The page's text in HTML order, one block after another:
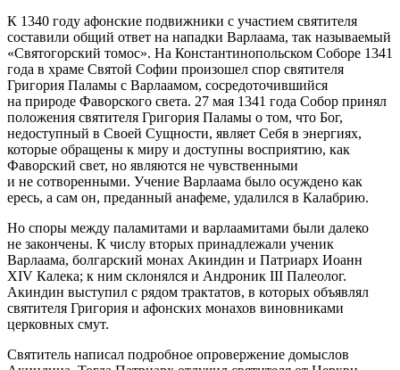
К 1340 году афонские подвижники с участием святителя
составили общий ответ на нападки Варлаама, так называемый
«Святогорский томос». На Константинопольском Соборе 1341
года в храме Святой Софии произошел спор святителя
Григория Паламы с Варлаамом, сосредоточившийся
на природе Фаворского света. 27 мая 1341 года Собор принял
положения святителя Григория Паламы о том, что Бог,
недоступный в Своей Сущности, являет Себя в энергиях,
которые обращены к миру и доступны восприятию, как
Фаворский свет, но являются не чувственными
и не сотворенными. Учение Варлаама было осуждено как
ересь, а сам он, преданный анафеме, удалился в Калабрию.
Но споры между паламитами и варлаамитами были далеко
не закончены. К числу вторых принадлежали ученик
Варлаама, болгарский монах Акиндин и Патриарх Иоанн
ХIV Калека; к ним склонялся и Андроник III Палеолог.
Акиндин выступил с рядом трактатов, в которых объявлял
святителя Григория и афонских монахов виновниками
церковных смут.
Святитель написал подробное опровержение домыслов